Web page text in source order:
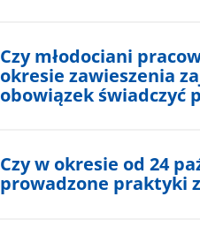
Czy młodociani
okresie zawieszenia
obowiązek świadczyć
Czy w okresie od 24
prowadzone praktyki